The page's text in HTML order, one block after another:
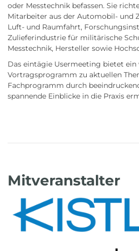
oder Messtechnik befassen. Sie
Mitarbeiter aus der Automobil- und
Luft- und Raumfahrt,
Zulieferindustrie für militärische
Messtechnik, Hersteller sowie
Das eintägie Usermeeting bietet
Vortragsprogramm zu aktuellen
Fachprogramm durch
spannende Einblicke in die Praxis
Mitveranstalter